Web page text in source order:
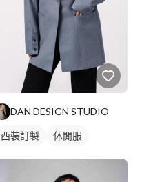
DAN DESIGN STUDIO
西裝訂製 休閒服